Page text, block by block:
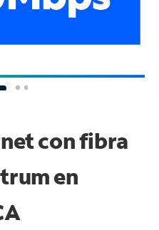
con fibra
en